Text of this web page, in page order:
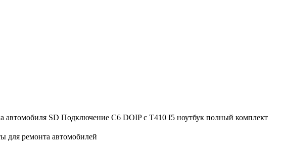
автомобиля SD Подключение C6 DOIP с T410 I5 ноутбук полный комплект
для ремонта автомобилей